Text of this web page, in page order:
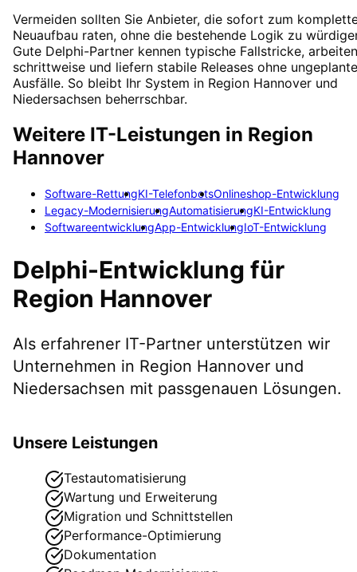
Vermeiden sollten Sie Anbieter, die sofort zum
Neuaufbau raten, ohne die bestehende Logik zu
Gute Delphi-Partner kennen typische Fallstricke, arbeiten
schrittweise und liefern stabile Releases ohne ungeplante
Ausfälle. So bleibt Ihr System in Region Hannover und
Niedersachsen beherrschbar.
Weitere IT-Leistungen in Region
Hannover
Software-RettungKI-TelefonbotsOnlineshop-Entwicklung
Legacy-ModernisierungAutomatisierungKI-Entwicklung
SoftwareentwicklungApp-EntwicklungIoT-Entwicklung
Delphi-Entwicklung für
Region Hannover
Als erfahrener IT-Partner unterstützen wir
Unternehmen in Region Hannover und
Niedersachsen mit passgenauen Lösungen.
Unsere Leistungen
Testautomatisierung
Wartung und Erweiterung
Migration und Schnittstellen
Performance-Optimierung
Dokumentation